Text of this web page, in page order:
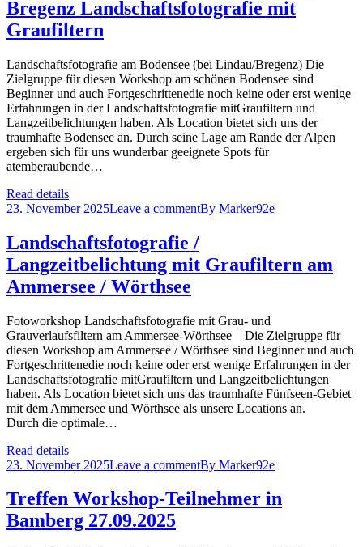
Bregenz Landschaftsfotografie mit
Graufiltern
Landschaftsfotografie am Bodensee (bei Lindau/Bregenz) Die
Zielgruppe für diesen Workshop am schönen Bodensee sind
Beginner und auch Fortgeschrittenedie noch keine oder erst wenige
Erfahrungen in der Landschaftsfotografie mitGraufiltern und
Langzeitbelichtungen haben. Als Location bietet sich uns der
traumhafte Bodensee an. Durch seine Lage am Rande der Alpen
ergeben sich für uns wunderbar geeignete Spots für
atemberaubende…
Read details
23. November 2025Leave a commentBy Marker92e
Landschaftsfotografie /
Langzeitbelichtung mit Graufiltern am
Ammersee / Wörthsee
Fotoworkshop Landschaftsfotografie mit Grau- und
Grauverlaufsfiltern am Ammersee-Wörthsee Die Zielgruppe für
diesen Workshop am Ammersee / Wörthsee sind Beginner und auch
Fortgeschrittenedie noch keine oder erst wenige Erfahrungen in der
Landschaftsfotografie mitGraufiltern und Langzeitbelichtungen
haben. Als Location bietet sich uns das traumhafte Fünfseen-Gebiet
mit dem Ammersee und Wörthsee als unsere Locations an.
Durch die optimale…
Read details
23. November 2025Leave a commentBy Marker92e
Treffen Workshop-Teilnehmer in
Bamberg 27.09.2025